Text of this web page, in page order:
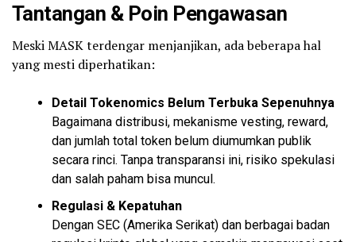
Tantangan & Poin Pengawasan
Meski MASK terdengar menjanjikan, ada beberapa hal
yang mesti diperhatikan:
Detail Tokenomics Belum Terbuka Sepenuhnya
Bagaimana distribusi, mekanisme vesting, reward,
dan jumlah total token belum diumumkan publik
secara rinci. Tanpa transparansi ini, risiko spekulasi
dan salah paham bisa muncul.
Regulasi & Kepatuhan
Dengan SEC (Amerika Serikat) dan berbagai badan